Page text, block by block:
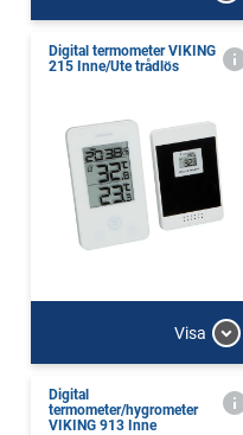
Digital termometer VIKING
215 Inne/Ute trådlös
Visa
Digital
termometer/hygrometer
VIKING 913 Inne